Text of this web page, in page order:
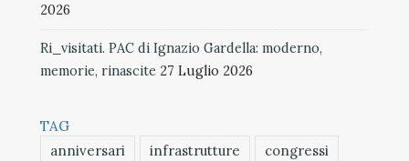
2026
Ri_visitati. PAC di Ignazio Gardella: moderno,
memorie, rinascite 27 Luglio 2026
TAG
anniversari
infrastrutture
congressi